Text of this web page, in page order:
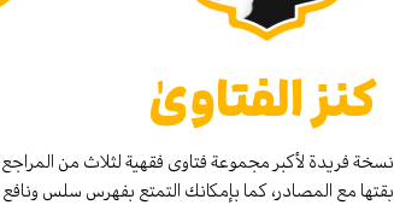
كنز الفتاوىٰ
فريدة لأكبر مجموعة فتاوى فقهية لثلاث من المراجع
مع المصادر، كما بإمكانك التمتع بفهرس سلس